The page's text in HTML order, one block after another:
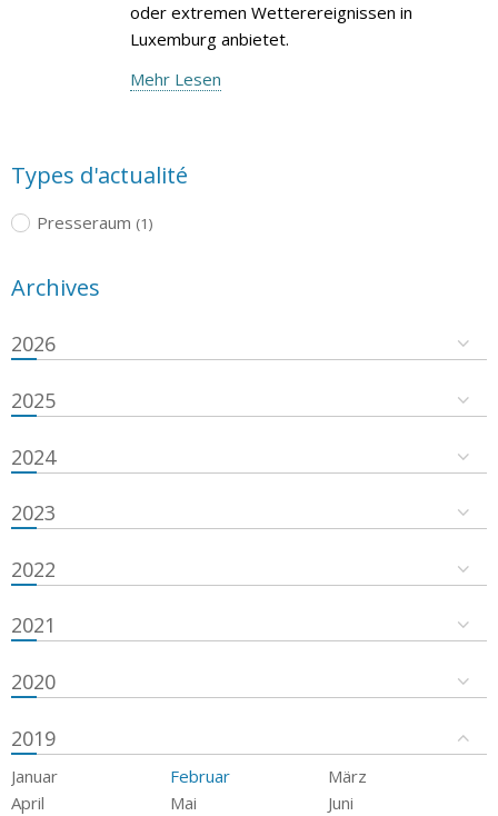
oder extremen Wetterereignissen in
Luxemburg anbietet.
Mehr Lesen
Types d'actualité
Presseraum (1)
Archives
2026
2025
2024
2023
2022
2021
2020
2019
Januar Februar
März
April
Mai
Juni